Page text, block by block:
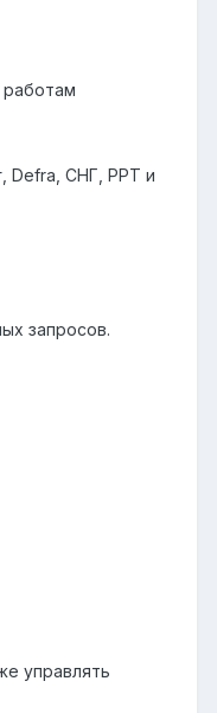
работам
Defra, СНГ, PPT и
запросов.
управлять